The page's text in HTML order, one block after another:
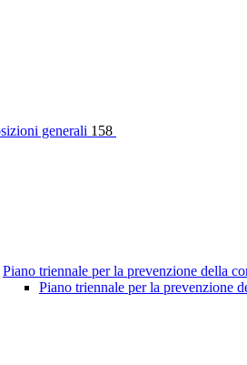
generali 158
Piano triennale per la prevenzione della
Piano triennale per la prevenzione